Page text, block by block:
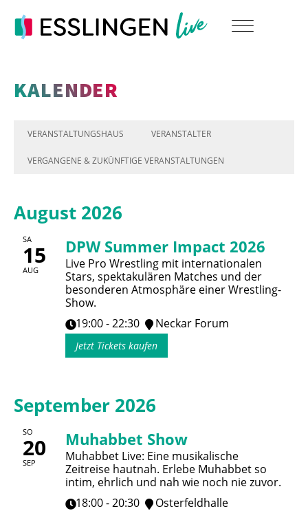
KALENDER
VERANSTALTUNGSHAUS VERANSTALTER
VERGANGENE & ZUKÜNFTIGE VERANSTALTUNGEN
August 2026
SA
15
AUG
DPW Summer Impact 2026
Live Pro Wrestling mit internationalen
Stars, spektakulären Matches und der
besonderen Atmosphäre einer Wrestling-
Show.
19:00 - 22:30
Neckar Forum
Jetzt Tickets kaufen
September 2026
SO
20
SEP
Muhabbet Show
Muhabbet Live: Eine musikalische
Zeitreise hautnah. Erlebe Muhabbet so
intim, ehrlich und nah wie noch nie zuvor.
18:00 - 20:30
Osterfeldhalle